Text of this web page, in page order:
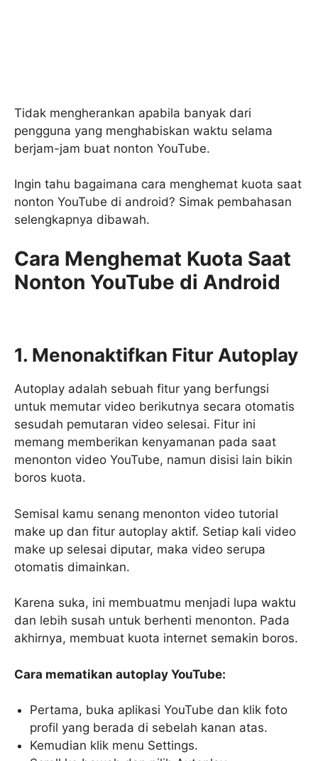
Tidak mengherankan apabila banyak dari
pengguna yang menghabiskan waktu selama
berjam-jam buat nonton YouTube.
Ingin tahu bagaimana cara menghemat kuota saat
nonton YouTube di android? Simak pembahasan
selengkapnya dibawah.
Cara Menghemat Kuota Saat
Nonton YouTube di Android
1. Menonaktifkan Fitur Autoplay
Autoplay adalah sebuah fitur yang berfungsi
untuk memutar video berikutnya secara otomatis
sesudah pemutaran video selesai. Fitur ini
memang memberikan kenyamanan pada saat
menonton video YouTube, namun disisi lain bikin
boros kuota.
Semisal kamu senang menonton video tutorial
make up dan fitur autoplay aktif. Setiap kali video
make up selesai diputar, maka video serupa
otomatis dimainkan.
Karena suka, ini membuatmu menjadi lupa waktu
dan lebih susah untuk berhenti menonton. Pada
akhirnya, membuat kuota internet semakin boros.
Cara mematikan autoplay YouTube:
Pertama, buka aplikasi YouTube dan klik foto
profil yang berada di sebelah kanan atas.
Kemudian klik menu Settings.